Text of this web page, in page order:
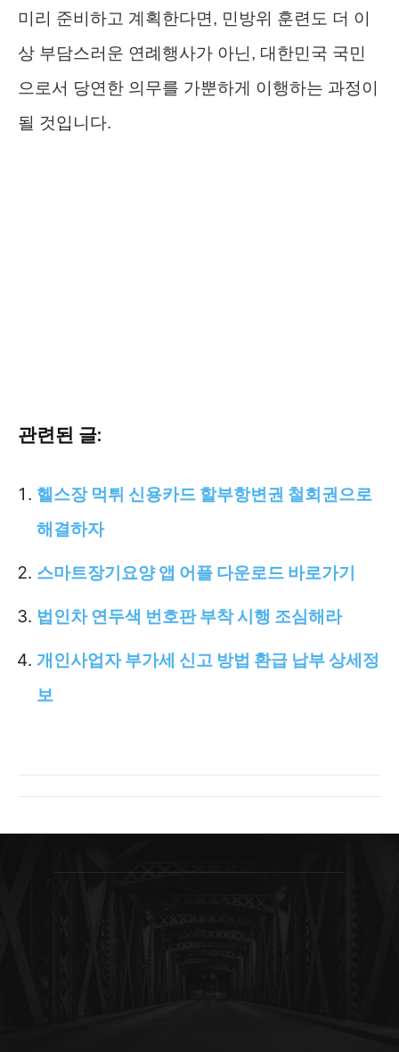
미리 준비하고 계획한다면, 민방위 훈련도 더 이
상 부담스러운 연례행사가 아닌, 대한민국 국민
으로서 당연한 의무를 가뿐하게 이행하는 과정이
될 것입니다.
관련된 글:
헬스장 먹튀 신용카드 할부항변권 철회권으로
해결하자
스마트장기요양 앱 어플 다운로드 바로가기
법인차 연두색 번호판 부착 시행 조심해라
개인사업자 부가세 신고 방법 환급 납부 상세정
보